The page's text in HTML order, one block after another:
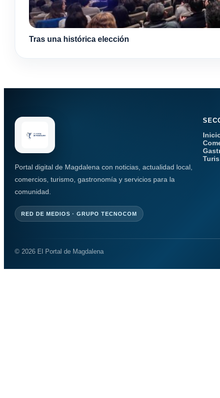
Tras una histórica elección
Portal digital de Magdalena con noticias, actualidad local,
comercios, turismo, gastronomía y servicios para la
comunidad.
RED DE MEDIOS · GRUPO TECNOCOM
© 2026 El Portal de Magdalena